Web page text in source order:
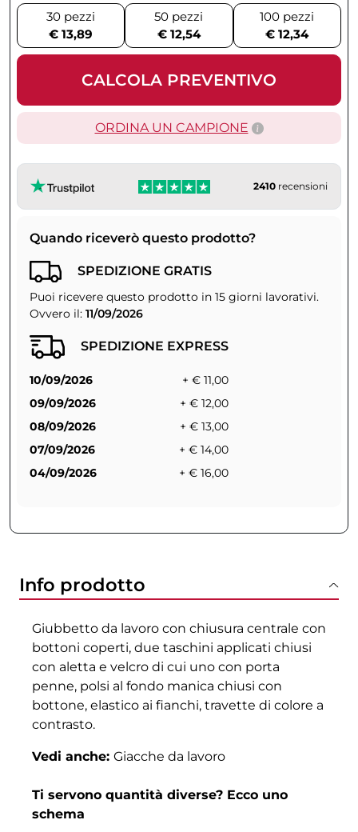
30 pezzi
€ 13,89
50 pezzi
€ 12,54
100 pezzi
€ 12,34
CALCOLA PREVENTIVO
ORDINA UN CAMPIONE
2410 recensioni
Quando riceverò questo prodotto?
SPEDIZIONE GRATIS
Puoi ricevere questo prodotto in 15 giorni lavorativi.
Ovvero il: 11/09/2026
SPEDIZIONE EXPRESS
10/09/2026
+ € 11,00
09/09/2026
+ € 12,00
08/09/2026
+ € 13,00
07/09/2026
+ € 14,00
04/09/2026
+ € 16,00
Info prodotto
Giubbetto da lavoro con chiusura centrale con
bottoni coperti, due taschini applicati chiusi
con aletta e velcro di cui uno con porta
penne, polsi al fondo manica chiusi con
bottone, elastico ai fianchi, travette di colore a
contrasto.
Vedi anche: Giacche da lavoro
Ti servono quantità diverse? Ecco uno
schema